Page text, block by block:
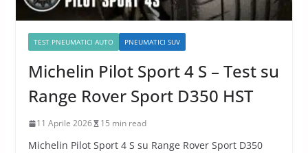
TEST PNEUMATICI AUTO PNEUMATICI SUV
Michelin Pilot Sport 4 S – Test su
Range Rover Sport D350 HST
11 Aprile 2026 15 min read
Michelin Pilot Sport 4 S su Range Rover Sport D350